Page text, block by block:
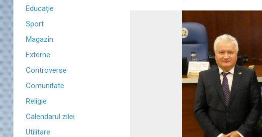
Educaţie
Sport
Magazin
Externe
Controverse
Comunitate
Religie
Calendarul zilei
Utilitare